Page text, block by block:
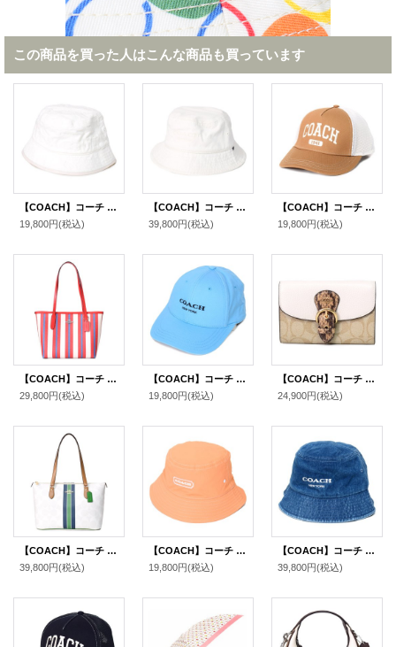
この商品を買った人はこんな商品も買っています
【COACH】コーチ コットン レザー シグネチャー バケット ホワイトデニム ハット バケハ サファリハット 帽子 ホワイト〔日本未発売〕
19,800円(税込)
【COACH】コーチ バケハ ホワイトデニム コットン シグネチャー ロゴ バケットハット サファリハット 帽子 チャーク〔日本未発売〕
39,800円(税込)
【COACH】コーチ キャップ 帽子 シグネチャー コットン メッシュ ロゴ エンブロイダード トラッカー ハット ライトサドル M/L〔日本未発売〕
19,800円(税込)
【COACH】コーチ トートバッグ レザー ストライプ ロゴ ミニ スモール シティ チャークマルチ〔日本未発売〕
29,800円(税込)
【COACH】コーチ コットン シグネチャー ベースボール ハット ワンポイント ロゴ キャップ 帽子 プール〔日本未発売〕
19,800円(税込)
【COACH】コーチ コーティングキャンバス レザー シグネチャー スネーク パイソン クリオ ミディアム ウォレット 二つ折り財布 ライトカーキチャークマルチ（日本未発売）
24,900円(税込)
【COACH】コーチ バッグ コーティングキャンパス レザー シグネチャー ギャラリー ストライプ ジップトートバッグ チャークマルチ〔日本未発売〕
39,800円(税込)
【COACH】コーチ ナイロン ロゴ バケットハット バケハ サファリハット 帽子 フェイディドオレンジ〔日本未発売〕
19,800円(税込)
【COACH】コーチ デニム コットン シグネチャー ロゴ バケットハット バケハ サファリハット 帽子 デニム XS/S 〔日本未発売〕
39,800円(税込)